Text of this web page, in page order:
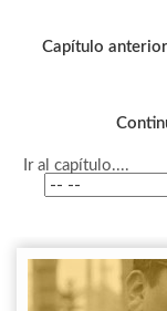
Capítulo
Ir al capítulo....